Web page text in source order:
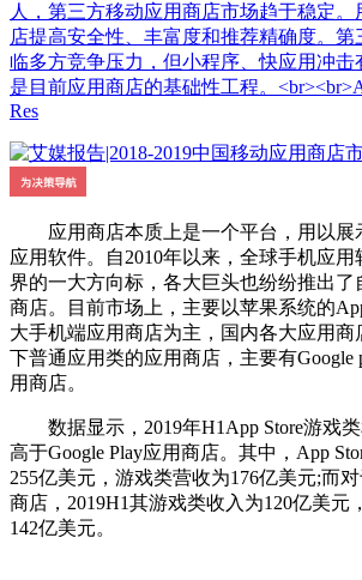
人，第三方移动应用商店市场趋于稳定
店提高安全性、丰富度和推荐精确度。
临多方竞争压力，但小程序、快应用冲
是目前应用商店的基础性工程。
Res
应用商店本质上是一个平台，用以展
应用软件。自2010年以来，全球手机应
界的一大方向标，各大巨头也纷纷推出了
商店。目前市场上，主要以苹果系统的
大手机端应用商店为主，国内各大应用
下普通应用类的应用商店，主要有Google
用商店。
数据显示，2019年H1App Store游戏
高于Google Play应用商店。其中，App
255亿美元，游戏类营收为176亿美元;而对
商店，2019H1其游戏类收入为120亿美元
142亿美元。